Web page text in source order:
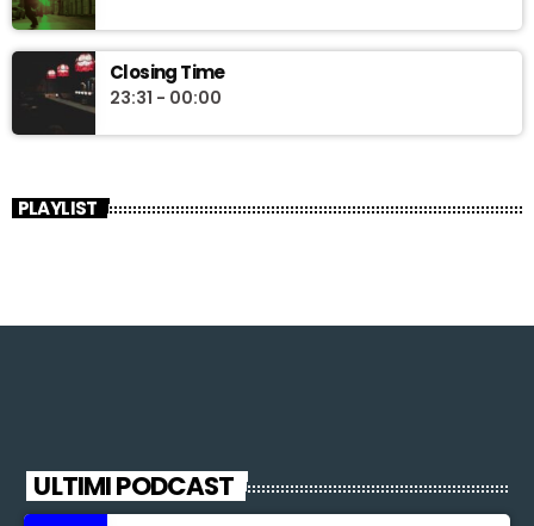
Closing Time
23:31 - 00:00
PLAYLIST
ULTIMI PODCAST